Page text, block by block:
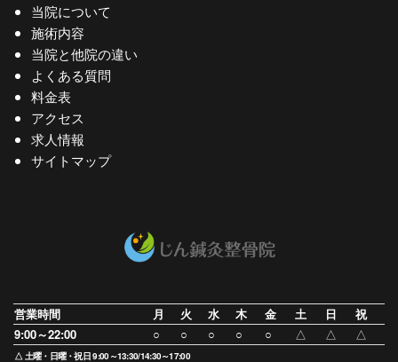
当院について
施術内容
当院と他院の違い
よくある質問
料金表
アクセス
求人情報
サイトマップ
営業時間 月 火 水 木 金 土 日
祝
9:00～22:00
○ ○ ○ ○ ○ △ △ △
△ 土曜・日曜・祝日 9:00～13:30/14:30～17:00